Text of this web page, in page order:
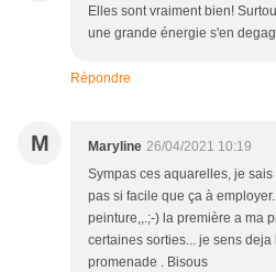
Elles sont vraiment bien!
une grande énergie s'en
Répondre
M Maryline 26/04/2021 10:19
Sympas ces aquarelles, je
pas si facile que ça à
peinture,,.;-) la première a ma
certaines sorties... je sens
promenade . Bisous